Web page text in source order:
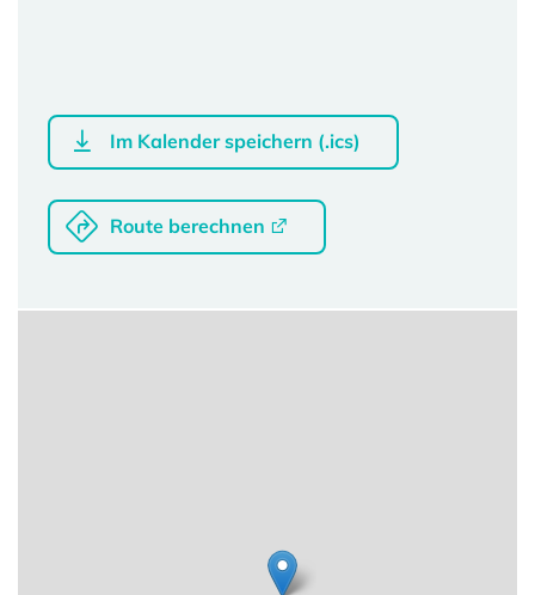
Im Kalender speichern (.ics)
Route berechnen